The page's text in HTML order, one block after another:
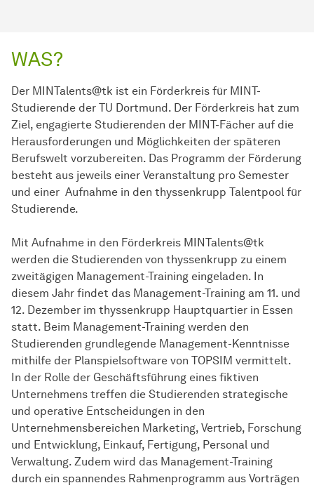
WAS?
Der MINTalents@tk ist ein Förderkreis für MINT-
Studierende der TU Dortmund. Der Förderkreis hat zum
Ziel, engagierte Studierenden der MINT-Fächer auf die
Herausforderungen und Möglichkeiten der späteren
Berufswelt vorzubereiten. Das Programm der Förderung
besteht aus jeweils einer Veranstaltung pro Semester
und einer Aufnahme in den thyssenkrupp Talentpool für
Studierende.
Mit Aufnahme in den Förderkreis MINTalents@tk
werden die Studierenden von thyssenkrupp zu einem
zweitägigen Management-Training eingeladen. In
diesem Jahr findet das Management-Training am 11. und
12. Dezember im thyssenkrupp Hauptquartier in Essen
statt. Beim Management-Training werden den
Studierenden grundlegende Management-Kenntnisse
mithilfe der Planspielsoftware von TOPSIM vermittelt.
In der Rolle der Geschäftsführung eines fiktiven
Unternehmens treffen die Studierenden strategische
und operative Entscheidungen in den
Unternehmensbereichen Marketing, Vertrieb, Forschung
und Entwicklung, Einkauf, Fertigung, Personal und
Verwaltung. Zudem wird das Management-Training
durch ein spannendes Rahmenprogramm aus Vorträgen